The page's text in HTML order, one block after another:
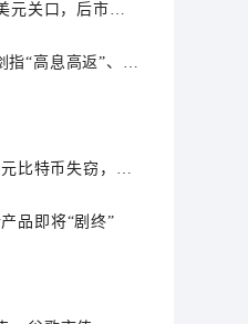
元关口，后市怎
“高息高返”、
比特币失窃，加
品即将“剧终”